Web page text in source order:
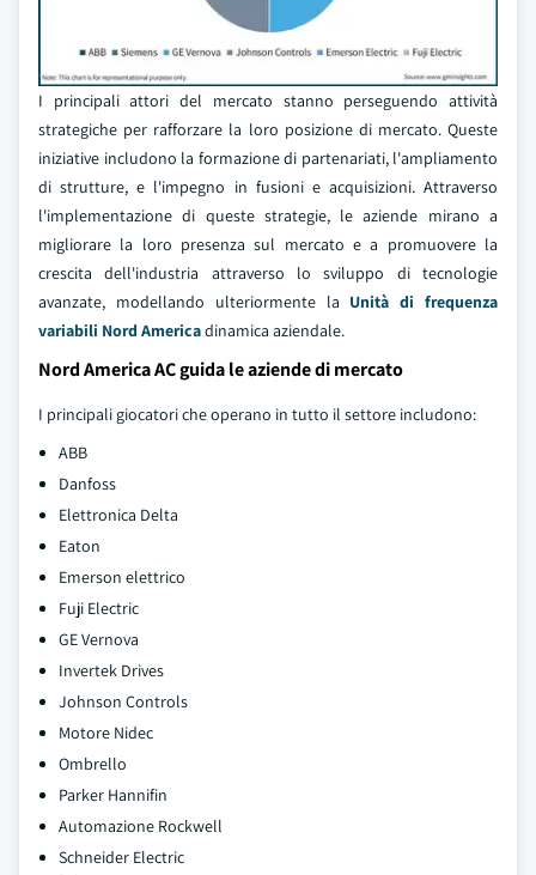
I principali attori del mercato stanno perseguendo attività
strategiche per rafforzare la loro posizione di mercato. Queste
iniziative includono la formazione di partenariati, l'ampliamento
di strutture, e l'impegno in fusioni e acquisizioni. Attraverso
l'implementazione di queste strategie, le aziende mirano a
migliorare la loro presenza sul mercato e a promuovere la
crescita dell'industria attraverso lo sviluppo di tecnologie
avanzate, modellando ulteriormente la Unità di frequenza
variabili Nord Americadinamica aziendale.
Nord America AC guida le aziende di mercato
I principali giocatori che operano in tutto il settore includono:
ABB
Danfoss
Elettronica Delta
Eaton
Emerson elettrico
Fuji Electric
GE Vernova
Invertek Drives
Johnson Controls
Motore Nidec
Ombrello
Parker Hannifin
Automazione Rockwell
Schneider Electric